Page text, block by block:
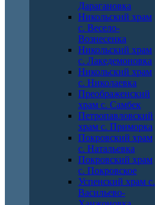
Дарагановка
Никольский храм
с. Весело-
Вознесенка
Никольский храм
с. Лакедемоновка
Никольский храм
с. Николаевка
Преображенский
храм с. Самбек
Петропавловский
храм с. Приморка
Покровский храм
с. Натальевка
Покровский храм
с. Покровское
Успенский храм с.
Васильево-